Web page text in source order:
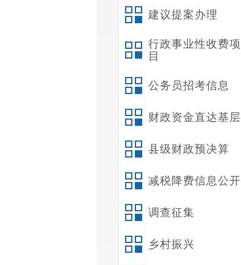
建议提案办理
行政事业性收费项
目
公务员招考信息
财政资金直达基层
县级财政预决算
减税降费信息公开
调查征集
乡村振兴